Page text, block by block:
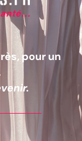
pour un